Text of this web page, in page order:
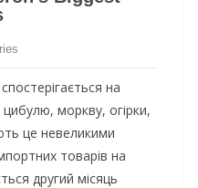
на
моркву, огірки,
це невеликими
товарів на
другий місяць